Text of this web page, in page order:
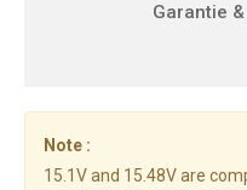
Garantie
Note :
15.1V and 15.48V are